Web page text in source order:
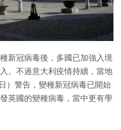
新冠病毒後，多國已加強入境
。不過意大利疫情持續，當地
）警告，變種新冠病毒已開始
英國的變種病毒，當中更有學